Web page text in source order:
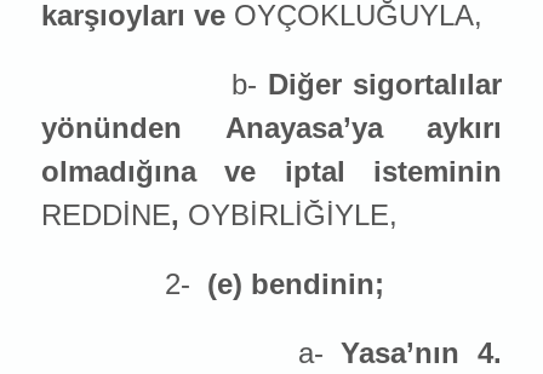
karşıoyları ve OYÇOKLUĞUYLA,
b- Diğer sigortalılar
yönünden Anayasa’ya aykırı
olmadığına ve iptal isteminin
REDDİNE, OYBİRLİĞİYLE,
2- (e) bendinin;
a-Yasa’nın 4.